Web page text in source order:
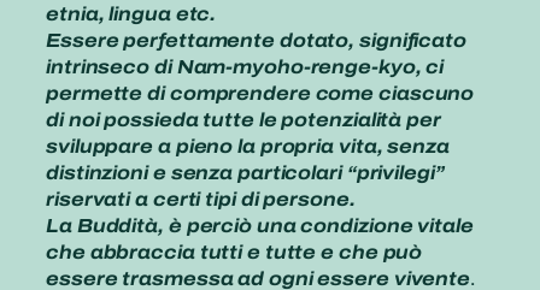
etnia, lingua etc.
Essere perfettamente dotato, significato
intrinseco di Nam-myoho-renge-kyo, ci
permette di comprendere come ciascuno
di noi possieda tutte le potenzialità per
sviluppare a pieno la propria vita, senza
distinzioni e senza particolari “privilegi”
riservati a certi tipi di persone.
La Buddità, è perciò una condizione vitale
che abbraccia tutti e tutte e che può
essere trasmessa ad ogni essere vivente.